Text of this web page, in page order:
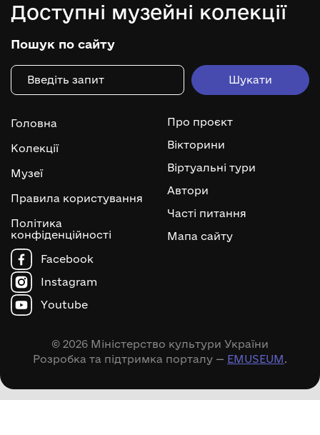
Доступні музейні колекції
Пошук по сайту
Головна
Колекції
Музеї
Правила користування
Політика
конфіденційності
Про проєкт
Вікторини
Віртуальні тури
Автори
Часті питання
Мапа сайту
Facebook
Instagram
Youtube
© 2026 Міністерство культури України
Розробка та підтримка порталу — EMUSEUM.